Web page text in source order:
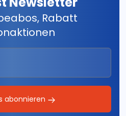
Rabatt
abonnieren